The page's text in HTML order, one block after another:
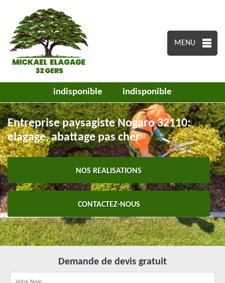
MENU
indisponible indisponible
Entreprise paysagiste Nogaro 32110:
elagage, abattage pas cher
NOS REALISATIONS
CONTACTEZ-NOUS
Demande de devis gratuit